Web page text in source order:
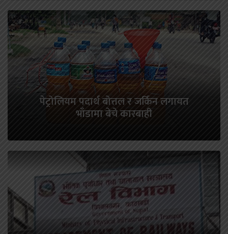
पेट्रोलियम पदार्थ बोत्तल र जर्किन लगायत
भाँडामा बेचे कारबाही